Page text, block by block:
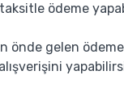
ödeme
önde gelen